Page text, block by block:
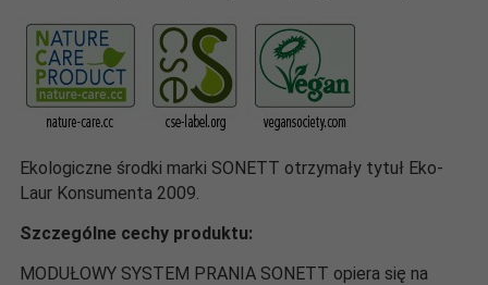
Ekologiczne środki marki SONETT otrzymały tytuł Eko-
Laur Konsumenta 2009.
Szczególne cechy produktu:
MODUŁOWY SYSTEM PRANIA SONETT opiera się na